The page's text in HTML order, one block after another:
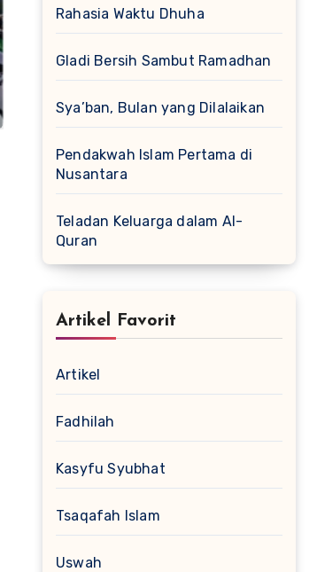
Rahasia Waktu Dhuha
Gladi Bersih Sambut Ramadhan
Sya’ban, Bulan yang Dilalaikan
Pendakwah Islam Pertama di
Nusantara
Teladan Keluarga dalam Al-
Quran
Artikel Favorit
Artikel
Fadhilah
Kasyfu Syubhat
Tsaqafah Islam
Uswah